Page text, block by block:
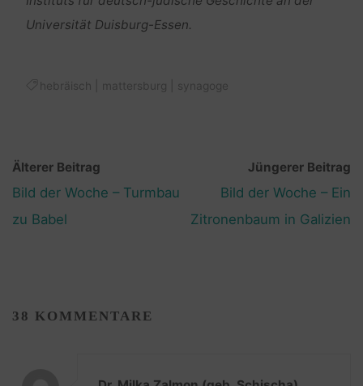
Universität Duisburg-Essen.
hebräisch mattersburg synagoge
Älterer Beitrag
Bild der Woche – Turmbau
zu Babel
Jüngerer Beitrag
Bild der Woche – Ein
Zitronenbaum in Galizien
38 KOMMENTARE